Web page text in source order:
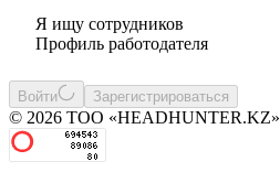
Я ищу сотрудников
Профиль работодателя
Войти Зарегистрироваться
© 2026 ТОО «HEADHUNTER.KZ»